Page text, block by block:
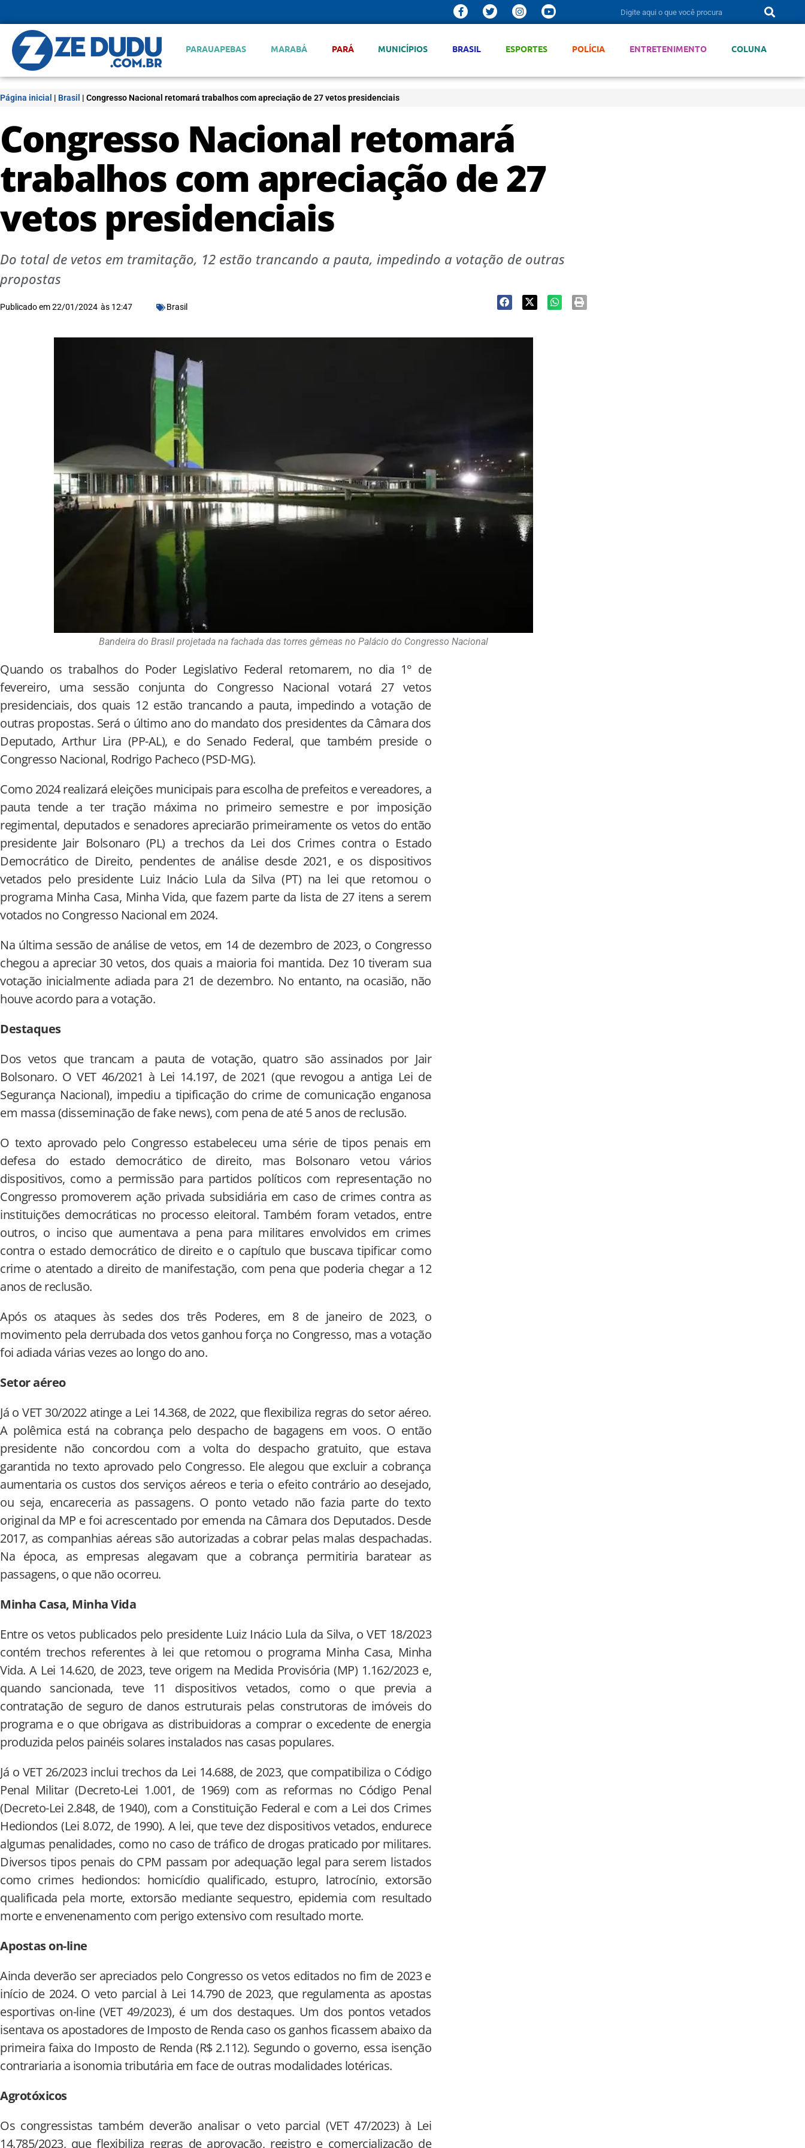
PARAUAPEBAS MARABÁ PARÁ MUNICÍPIOS BRASIL ESPORTES POLÍCIA ENTRETENIMENTO COLUNA
Página inicial | Brasil | Congresso Nacional retomará trabalhos com apreciação de 27 vetos presidenciais
Congresso Nacional retomará
trabalhos com apreciação de 27
vetos presidenciais
Do total de vetos em tramitação, 12 estão trancando a pauta, impedindo a votação de outras
propostas
Publicado em22/01/2024 às 12:47 Brasil
Bandeira do Brasil projetada na fachada das torres gêmeas no Palácio do Congresso Nacional
Quando os trabalhos do Poder Legislativo Federal retomarem, no dia 1° de
fevereiro, uma sessão conjunta do Congresso Nacional votará 27 vetos
presidenciais, dos quais 12 estão trancando a pauta, impedindo a votação de
outras propostas. Será o último ano do mandato dos presidentes da Câmara dos
Deputado, Arthur Lira (PP-AL), e do Senado Federal, que também preside o
Congresso Nacional, Rodrigo Pacheco (PSD-MG).
Como 2024 realizará eleições municipais para escolha de prefeitos e vereadores, a
pauta tende a ter tração máxima no primeiro semestre e por imposição
regimental, deputados e senadores apreciarão primeiramente os vetos do então
presidente Jair Bolsonaro (PL) a trechos da Lei dos Crimes contra o Estado
Democrático de Direito, pendentes de análise desde 2021, e os dispositivos
vetados pelo presidente Luiz Inácio Lula da Silva (PT) na lei que retomou o
programa Minha Casa, Minha Vida, que fazem parte da lista de 27 itens a serem
votados no Congresso Nacional em 2024.
Na última sessão de análise de vetos, em 14 de dezembro de 2023, o Congresso
chegou a apreciar 30 vetos, dos quais a maioria foi mantida. Dez 10 tiveram sua
votação inicialmente adiada para 21 de dezembro. No entanto, na ocasião, não
houve acordo para a votação.
Destaques
Dos vetos que trancam a pauta de votação, quatro são assinados por Jair
Bolsonaro. O VET 46/2021 à Lei 14.197, de 2021 (que revogou a antiga Lei de
Segurança Nacional), impediu a tipificação do crime de comunicação enganosa
em massa (disseminação de fake news), com pena de até 5 anos de reclusão.
O texto aprovado pelo Congresso estabeleceu uma série de tipos penais em
defesa do estado democrático de direito, mas Bolsonaro vetou vários
dispositivos, como a permissão para partidos políticos com representação no
Congresso promoverem ação privada subsidiária em caso de crimes contra as
instituições democráticas no processo eleitoral. Também foram vetados, entre
outros, o inciso que aumentava a pena para militares envolvidos em crimes
contra o estado democrático de direito e o capítulo que buscava tipificar como
crime o atentado a direito de manifestação, com pena que poderia chegar a 12
anos de reclusão.
Após os ataques às sedes dos três Poderes, em 8 de janeiro de 2023, o
movimento pela derrubada dos vetos ganhou força no Congresso, mas a votação
foi adiada várias vezes ao longo do ano.
Setor aéreo
Já o VET 30/2022 atinge a Lei 14.368, de 2022, que flexibiliza regras do setor aéreo.
A polêmica está na cobrança pelo despacho de bagagens em voos. O então
presidente não concordou com a volta do despacho gratuito, que estava
garantida no texto aprovado pelo Congresso. Ele alegou que excluir a cobrança
aumentaria os custos dos serviços aéreos e teria o efeito contrário ao desejado,
ou seja, encareceria as passagens. O ponto vetado não fazia parte do texto
original da MP e foi acrescentado por emenda na Câmara dos Deputados. Desde
2017, as companhias aéreas são autorizadas a cobrar pelas malas despachadas.
Na época, as empresas alegavam que a cobrança permitiria baratear as
passagens, o que não ocorreu.
Minha Casa, Minha Vida
Entre os vetos publicados pelo presidente Luiz Inácio Lula da Silva, o VET 18/2023
contém trechos referentes à lei que retomou o programa Minha Casa, Minha
Vida. A Lei 14.620, de 2023, teve origem na Medida Provisória (MP) 1.162/2023 e,
quando sancionada, teve 11 dispositivos vetados, como o que previa a
contratação de seguro de danos estruturais pelas construtoras de imóveis do
programa e o que obrigava as distribuidoras a comprar o excedente de energia
produzida pelos painéis solares instalados nas casas populares.
Já o VET 26/2023 inclui trechos da Lei 14.688, de 2023, que compatibiliza o Código
Penal Militar (Decreto-Lei 1.001, de 1969) com as reformas no Código Penal
(Decreto-Lei 2.848, de 1940), com a Constituição Federal e com a Lei dos Crimes
Hediondos (Lei 8.072, de 1990). A lei, que teve dez dispositivos vetados, endurece
algumas penalidades, como no caso de tráfico de drogas praticado por militares.
Diversos tipos penais do CPM passam por adequação legal para serem listados
como crimes hediondos: homicídio qualificado, estupro, latrocínio, extorsão
qualificada pela morte, extorsão mediante sequestro, epidemia com resultado
morte e envenenamento com perigo extensivo com resultado morte.
Apostas on-line
Ainda deverão ser apreciados pelo Congresso os vetos editados no fim de 2023 e
início de 2024. O veto parcial à Lei 14.790 de 2023, que regulamenta as apostas
esportivas on-line (VET 49/2023), é um dos destaques. Um dos pontos vetados
isentava os apostadores de Imposto de Renda caso os ganhos ficassem abaixo da
primeira faixa do Imposto de Renda (R$ 2.112). Segundo o governo, essa isenção
contrariaria a isonomia tributária em face de outras modalidades lotéricas.
Agrotóxicos
Os congressistas também deverão analisar o veto parcial (VET 47/2023) à Lei
14.785/2023, que flexibiliza regras de aprovação, registro e comercialização de